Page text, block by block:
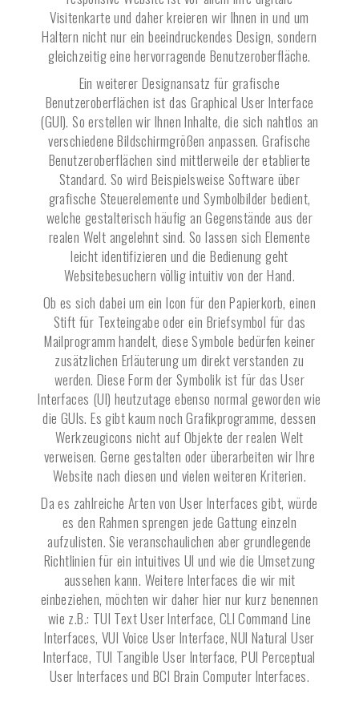
Visitenkarte und daher kreieren wir Ihnen in und um
Haltern nicht nur ein beeindruckendes Design, sondern
gleichzeitig eine hervorragende Benutzeroberfläche.
Ein weiterer Designansatz für grafische
Benutzeroberflächen ist das Graphical User Interface
(GUI). So erstellen wir Ihnen Inhalte, die sich nahtlos an
verschiedene Bildschirmgrößen anpassen. Grafische
Benutzeroberflächen sind mittlerweile der etablierte
Standard. So wird Beispielsweise Software über
grafische Steuerelemente und Symbolbilder bedient,
welche gestalterisch häufig an Gegenstände aus der
realen Welt angelehnt sind. So lassen sich Elemente
leicht identifizieren und die Bedienung geht
Websitebesuchern völlig intuitiv von der Hand.
Ob es sich dabei um ein Icon für den Papierkorb, einen
Stift für Texteingabe oder ein Briefsymbol für das
Mailprogramm handelt, diese Symbole bedürfen keiner
zusätzlichen Erläuterung um direkt verstanden zu
werden. Diese Form der Symbolik ist für das User
Interfaces (UI) heutzutage ebenso normal geworden wie
die GUIs. Es gibt kaum noch Grafikprogramme, dessen
Werkzeugicons nicht auf Objekte der realen Welt
verweisen. Gerne gestalten oder überarbeiten wir Ihre
Website nach diesen und vielen weiteren Kriterien.
Da es zahlreiche Arten von User Interfaces gibt, würde
es den Rahmen sprengen jede Gattung einzeln
aufzulisten. Sie veranschaulichen aber grundlegende
Richtlinien für ein intuitives UI und wie die Umsetzung
aussehen kann. Weitere Interfaces die wir mit
einbeziehen, möchten wir daher hier nur kurz benennen
wie z.B.: TUI Text User Interface, CLI Command Line
Interfaces, VUI Voice User Interface, NUI Natural User
Interface, TUI Tangible User Interface, PUI Perceptual
User Interfaces und BCI Brain Computer Interfaces.